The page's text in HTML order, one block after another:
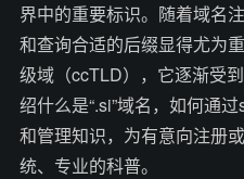
界中的重要标识。随着域名
和查询合适的后缀显得尤为
级域（ccTLD），它逐渐受
绍什么是“.si”域名，如何通
和管理知识，为有意向注册
统、专业的科普。